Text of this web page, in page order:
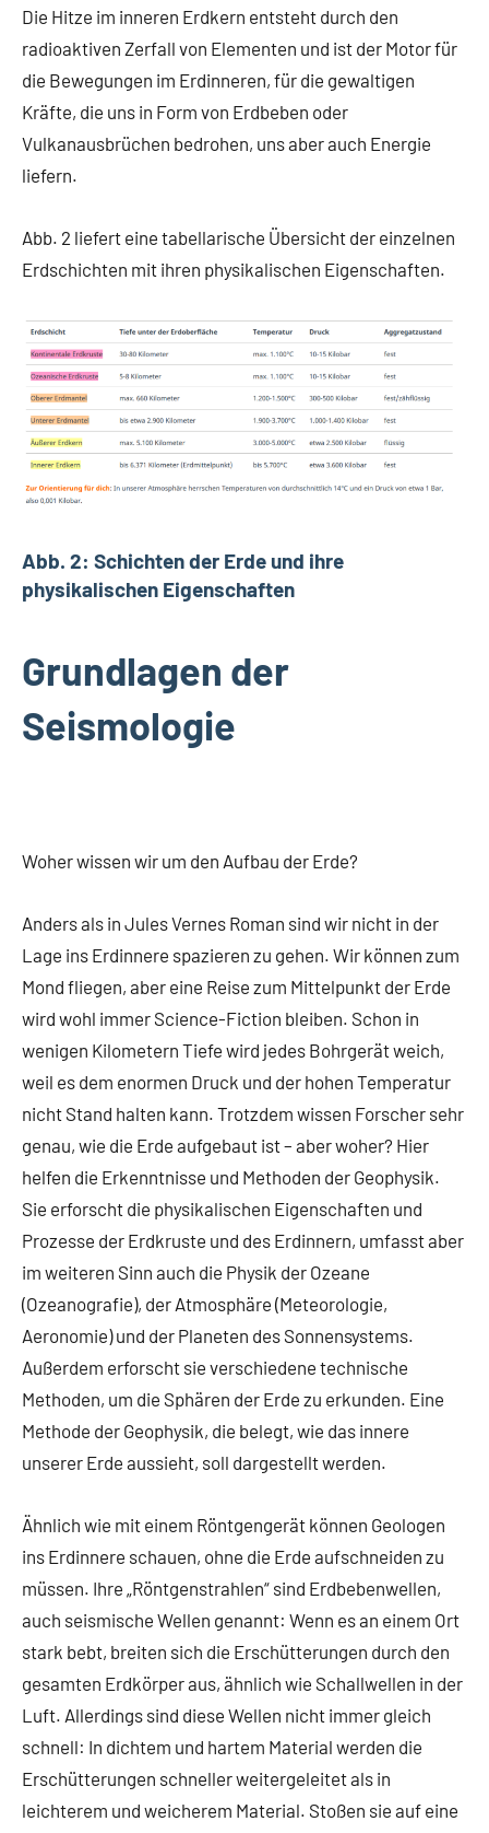
Die Hitze im inneren Erdkern entsteht durch den
radioaktiven Zerfall von Elementen und ist der Motor für
die Bewegungen im Erdinneren, für die gewaltigen
Kräfte, die uns in Form von Erdbeben oder
Vulkanausbrüchen bedrohen, uns aber auch Energie
liefern.
Abb. 2 liefert eine tabellarische Übersicht der einzelnen
Erdschichten mit ihren physikalischen Eigenschaften.
Abb. 2: Schichten der Erde und ihre
physikalischen Eigenschaften
Grundlagen der
Seismologie
Woher wissen wir um den Aufbau der Erde?
Anders als in Jules Vernes Roman sind wir nicht in der
Lage ins Erdinnere spazieren zu gehen. Wir können zum
Mond fliegen, aber eine Reise zum Mittelpunkt der Erde
wird wohl immer Science-Fiction bleiben. Schon in
wenigen Kilometern Tiefe wird jedes Bohrgerät weich,
weil es dem enormen Druck und der hohen Temperatur
nicht Stand halten kann. Trotzdem wissen Forscher sehr
genau, wie die Erde aufgebaut ist – aber woher? Hier
helfen die Erkenntnisse und Methoden der Geophysik.
Sie erforscht die physikalischen Eigenschaften und
Prozesse der Erdkruste und des Erdinnern, umfasst aber
im weiteren Sinn auch die Physik der Ozeane
(Ozeanografie), der Atmosphäre (Meteorologie,
Aeronomie) und der Planeten des Sonnensystems.
Außerdem erforscht sie verschiedene technische
Methoden, um die Sphären der Erde zu erkunden. Eine
Methode der Geophysik, die belegt, wie das innere
unserer Erde aussieht, soll dargestellt werden.
Ähnlich wie mit einem Röntgengerät können Geologen
ins Erdinnere schauen, ohne die Erde aufschneiden zu
müssen. Ihre „Röntgenstrahlen“ sind Erdbebenwellen,
auch seismische Wellen genannt: Wenn es an einem Ort
stark bebt, breiten sich die Erschütterungen durch den
gesamten Erdkörper aus, ähnlich wie Schallwellen in der
Luft. Allerdings sind diese Wellen nicht immer gleich
schnell: In dichtem und hartem Material werden die
Erschütterungen schneller weitergeleitet als in
leichterem und weicherem Material. Stoßen sie auf eine